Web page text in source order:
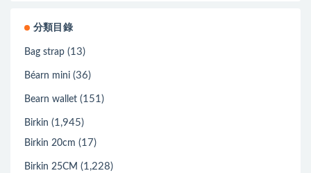
分類目錄
Bag strap (13)
Béarn mini (36)
Bearn wallet (151)
Birkin (1,945)
Birkin 20cm (17)
Birkin 25CM (1,228)